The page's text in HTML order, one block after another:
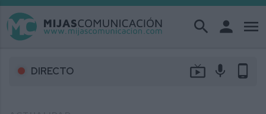
search person menu
DIRECTO live_tv mic phone_android